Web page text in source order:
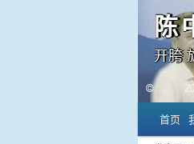
陈
开胯
主菜单
跳
跳
首页